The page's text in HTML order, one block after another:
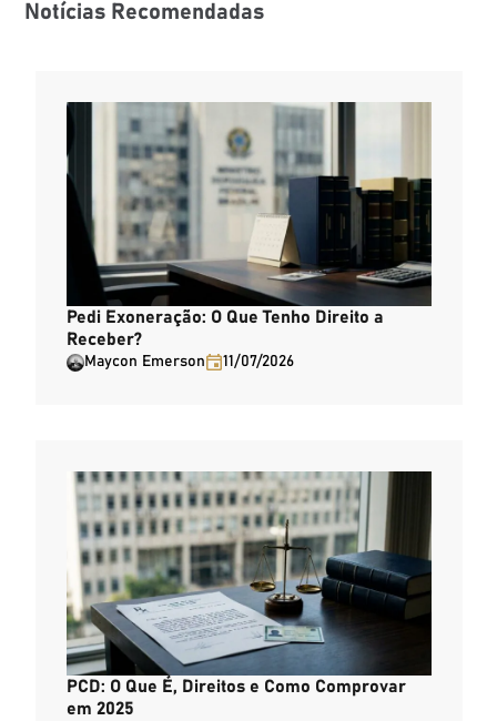
Notícias Recomendadas
Pedi Exoneração: O Que Tenho Direito a
Receber?
Maycon Emerson 11/07/2026
PCD: O Que É, Direitos e Como Comprovar
em 2025